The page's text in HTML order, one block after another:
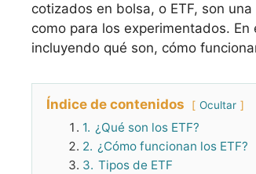
cotizados en bolsa, o ETF, son
como para los experimentados.
incluyendo qué son, cómo
Índice de contenidos Ocultar
1. ¿Qué son los ETF?
2. ¿Cómo funcionan los ETF?
3. Tipos de ETF